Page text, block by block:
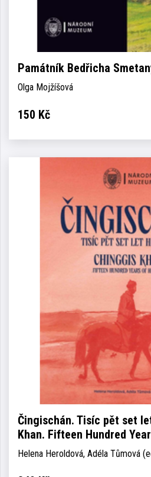
Památník Bedřicha
Olga Mojžíšová
150 Kč
Čingischán. Tisíc pět set
Khan. Fifteen Hundred
Helena Heroldová, Adéla Tůmová